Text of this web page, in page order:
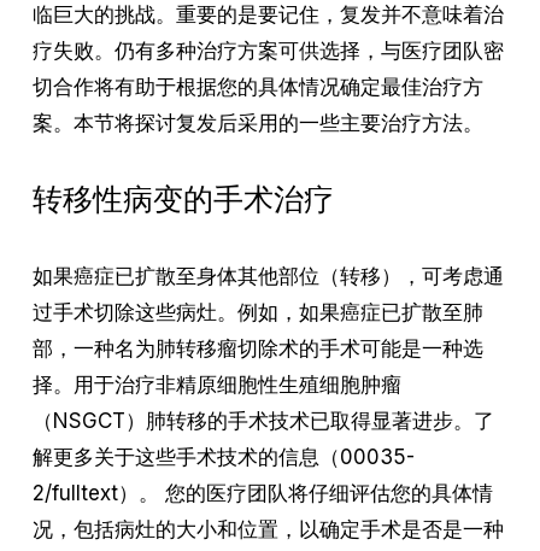
临巨大的挑战。重要的是要记住，复发并不意味着治
疗失败。仍有多种治疗方案可供选择，与医疗团队密
切合作将有助于根据您的具体情况确定最佳治疗方
案。本节将探讨复发后采用的一些主要治疗方法。
转移性病变的手术治疗
如果癌症已扩散至身体其他部位（转移），可考虑通
过手术切除这些病灶。例如，如果癌症已扩散至肺
部，一种名为肺转移瘤切除术的手术可能是一种选
择。用于治疗非精原细胞性生殖细胞肿瘤
（NSGCT）肺转移的手术技术已取得显著进步。了
解更多关于这些手术技术的信息（00035-
2/fulltext）。 您的医疗团队将仔细评估您的具体情
况，包括病灶的大小和位置，以确定手术是否是一种